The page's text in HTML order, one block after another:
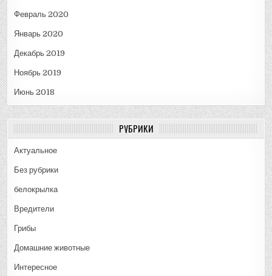
Февраль 2020
Январь 2020
Декабрь 2019
Ноябрь 2019
Июнь 2018
РУБРИКИ
Актуальное
Без рубрики
белокрылка
Вредители
Грибы
Домашние животные
Интересное